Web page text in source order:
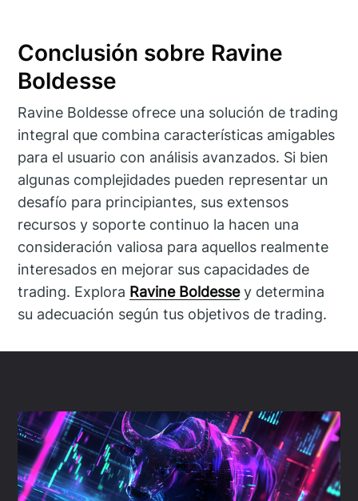
Conclusión sobre Ravine
Boldesse
Ravine Boldesse ofrece una solución de trading
integral que combina características amigables
para el usuario con análisis avanzados. Si bien
algunas complejidades pueden representar un
desafío para principiantes, sus extensos
recursos y soporte continuo la hacen una
consideración valiosa para aquellos realmente
interesados en mejorar sus capacidades de
trading. Explora Ravine Boldessey determina
su adecuación según tus objetivos de trading.